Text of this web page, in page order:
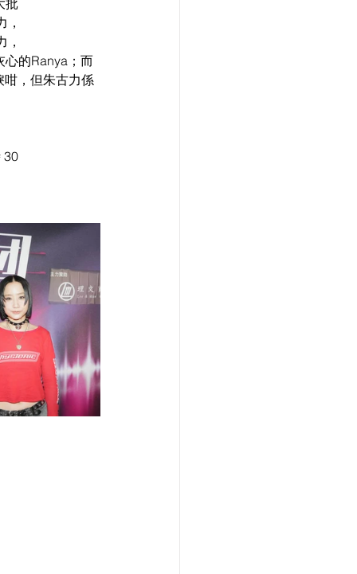
批
心的Ranya；而
咁，但朱古力係
30